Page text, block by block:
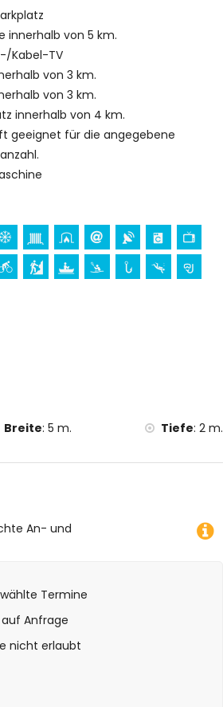
Costa Blanca
(innerhalb von 5 Kilometern vom
(Puerto)), Ruine (Molinos de viento,
(Histórico de Jávea) und
von der Unterkunft)
innerhalb von 5 km.
Kabel-TV
von 3 km.
von 3 km.
innerhalb von 4 km.
geeignet für die angegebene
Breite: 5 m. Tiefe: 2 m.
An- und
Termine
auf Anfrage
nicht erlaubt